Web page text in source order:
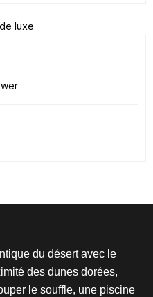
du désert avec le
des dunes dorées,
le souffle, une piscine